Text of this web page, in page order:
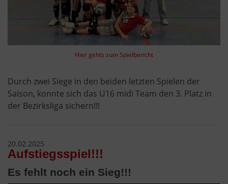
Hier gehts zum Spielbericht
Durch zwei Siege in den beiden letzten Spielen der
Saison, konnte sich das U16 midi Team den 3. Platz in
der Bezirksliga sichern!!!
20.02.2025
Aufstiegsspiel!!!
Es fehlt noch ein Sieg!!!